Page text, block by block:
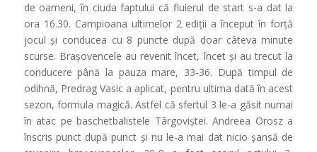
de oameni, în ciuda faptului că fluierul de start s-a dat la
ora 16.30. Campioana ultimelor 2 ediții a început în forță
jocul și conducea cu 8 puncte după doar câteva minute
scurse. Brașovencele au revenit încet, încet și au trecut la
conducere până la pauza mare, 33-36. După timpul de
odihnă, Predrag Vasic a aplicat, pentru ultima dată în acest
sezon, formula magică. Astfel că sfertul 3 le-a găsit numai
în atac pe baschetbalistele Târgoviștei. Andreea Orosz a
înscris punct după punct și nu le-a mai dat nicio șansă de